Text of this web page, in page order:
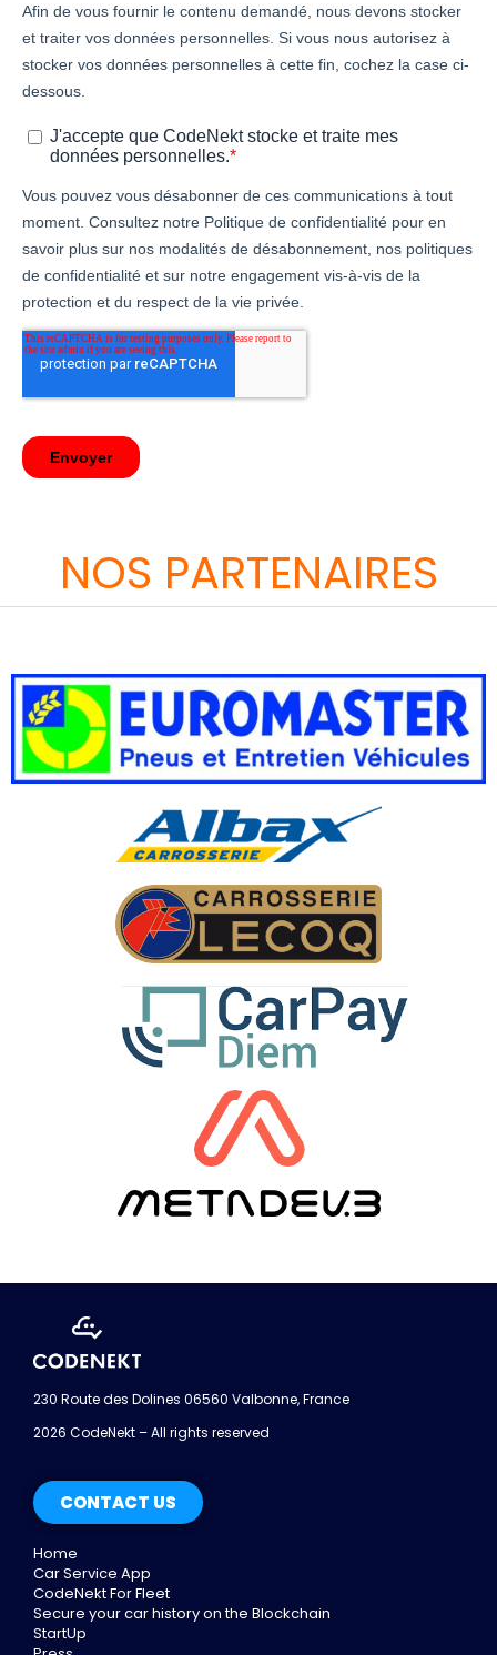
NOS PARTENAIRES
230 Route des Dolines 06560 Valbonne, France
2026 CodeNekt – All rights reserved
CONTACT US
Home
Car Service App
CodeNekt For Fleet
Secure your car history on the Blockchain
StartUp